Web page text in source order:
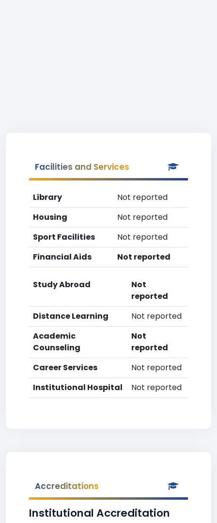
Facilities and Services
Library
Not reported
Housing
Not reported
Sport Facilities
Not reported
Financial Aids
Not reported
Study Abroad
Not
reported
Distance Learning
Not reported
Academic
Counseling
Not
reported
Career Services
Not reported
Institutional Hospital
Not reported
Accreditations
Institutional Accreditation